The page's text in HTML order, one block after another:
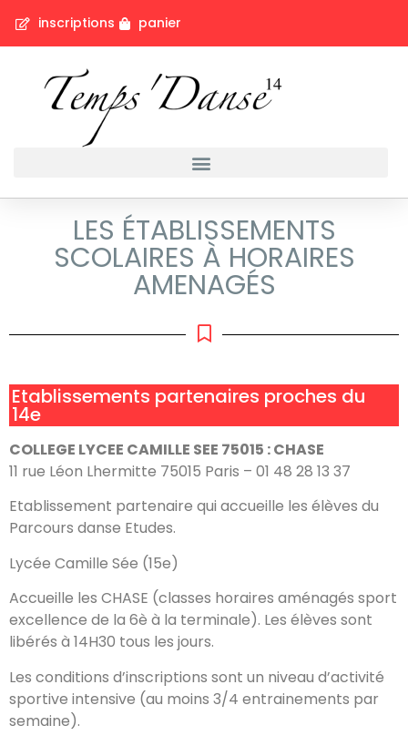
inscriptions panier
LES ÉTABLISSEMENTS
SCOLAIRES À HORAIRES
AMENAGÉS
Etablissements partenaires proches du
14e
COLLEGE LYCEE CAMILLE SEE 75015 : CHASE
11 rue Léon Lhermitte 75015 Paris – 01 48 28 13 37
Etablissement partenaire qui accueille les élèves du
Parcours danse Etudes.
Lycée Camille Sée (15e)
Accueille les CHASE (classes horaires aménagés sport
excellence de la 6è à la terminale). Les élèves sont
libérés à 14H30 tous les jours.
Les conditions d’inscriptions sont un niveau d’activité
sportive intensive (au moins 3/4 entrainements par
semaine).